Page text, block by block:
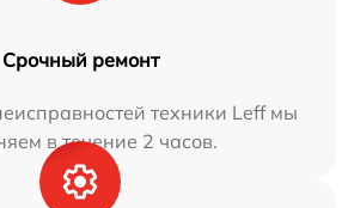
Срочный ремонт
техники Leff мы
в течение 2 часов.